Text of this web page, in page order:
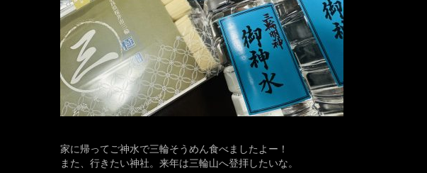
家に帰ってご神水で三輪そうめん食べましたよー！
また、行きたい神社。来年は三輪山へ登拝したいな。